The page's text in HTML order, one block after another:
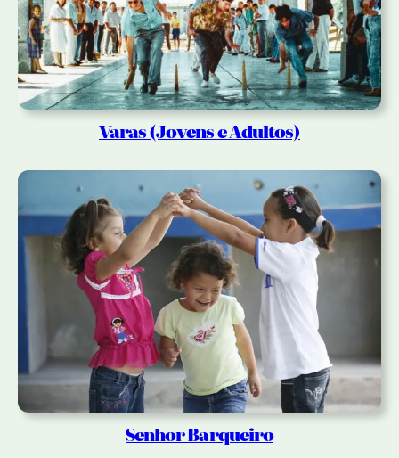
Varas (Jovens e Adultos)
Senhor Barqueiro